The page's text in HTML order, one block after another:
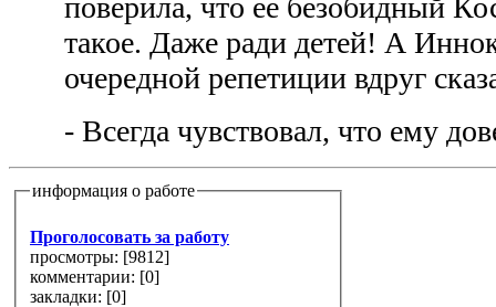
поверила, что ее безобидный
такое. Даже ради детей! А
очередной репетиции вдруг
- Всегда чувствовал, что ему
информация о работе
Проголосовать за работу
просмотры: [9812]
комментарии: [0]
закладки: [0]